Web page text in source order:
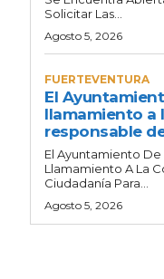
Solicitar Las...
Agosto 5, 2026
FUERTEVENTURA
El
llamamiento a
responsable
El Ayuntamiento De
Llamamiento A La
Ciudadanía Para...
Agosto 5, 2026